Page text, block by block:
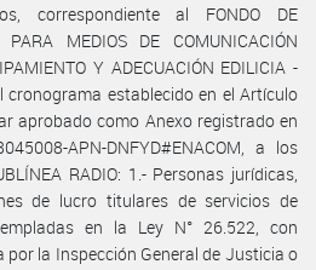
correspondiente al FONDO DE
PARA MEDIOS DE COMUNICACIÓN
Y ADECUACIÓN EDILICIA -
cronograma establecido en el Artículo
aprobado como Anexo registrado en
APN-DNFYD#ENACOM, a los
RADIO: 1.- Personas jurídicas,
de lucro titulares de servicios de
en la Ley N° 26.522, con
la Inspección General de Justicia o